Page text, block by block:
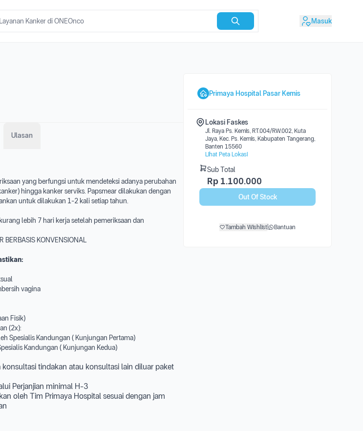
Masuk
Ulasan
yang berfungsi untuk mendeteksi adanya perubahan
hingga kanker serviks. Papsmear dilakukan dengan
untuk dilakukan 1-2 kali setiap tahun.
lebih 7 hari kerja setelah pemeriksaan dan
BERBASIS KONVENSIONAL
vagina
Fisik)
(2x):
Spesialis Kandungan ( Kunjungan Pertama)
Kandungan ( Kunjungan Kedua)
konsultasi tindakan atau konsultasi lain diluar paket
Perjanjian minimal H-3
oleh Tim Primaya Hospital sesuai dengan jam
Primaya Hospital Pasar Kemis
Lokasi Faskes
Jl. Raya Ps. Kemis, RT.004/RW.002, Kuta
Jaya, Kec. Ps. Kemis, Kabupaten Tangerang,
Banten 15560
Lihat Peta Lokasi
Sub Total
Rp 1.100.000
Out Of Stock
Tambah Wishlist Bantuan